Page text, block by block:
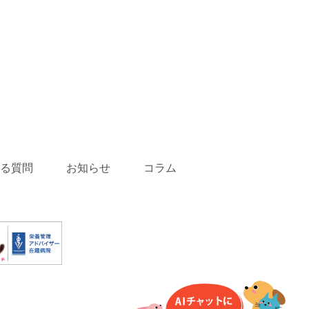
質問 お知らせ コラム